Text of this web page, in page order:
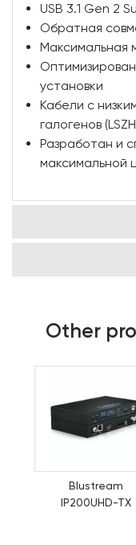
USB 3.1 Gen 2
Обратная
Максимальная
установки
Кабели с
галогенов
Разработан и
максимальной
Other
Blustream
IP200UHD-TX